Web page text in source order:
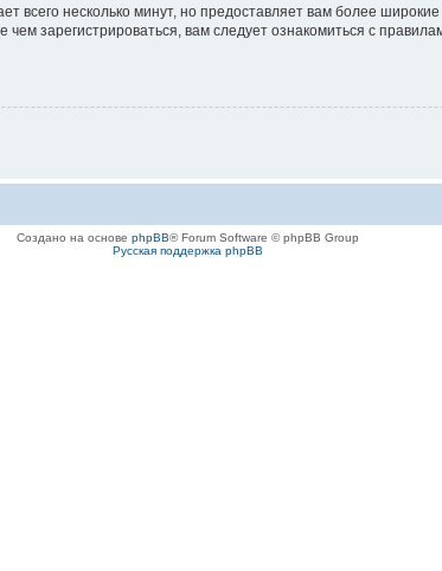
всего несколько минут, но предоставляет вам более
зарегистрироваться, вам следует ознакомиться с
Создано на основе phpBB® Forum Software © phpBB Group
Русская поддержка phpBB